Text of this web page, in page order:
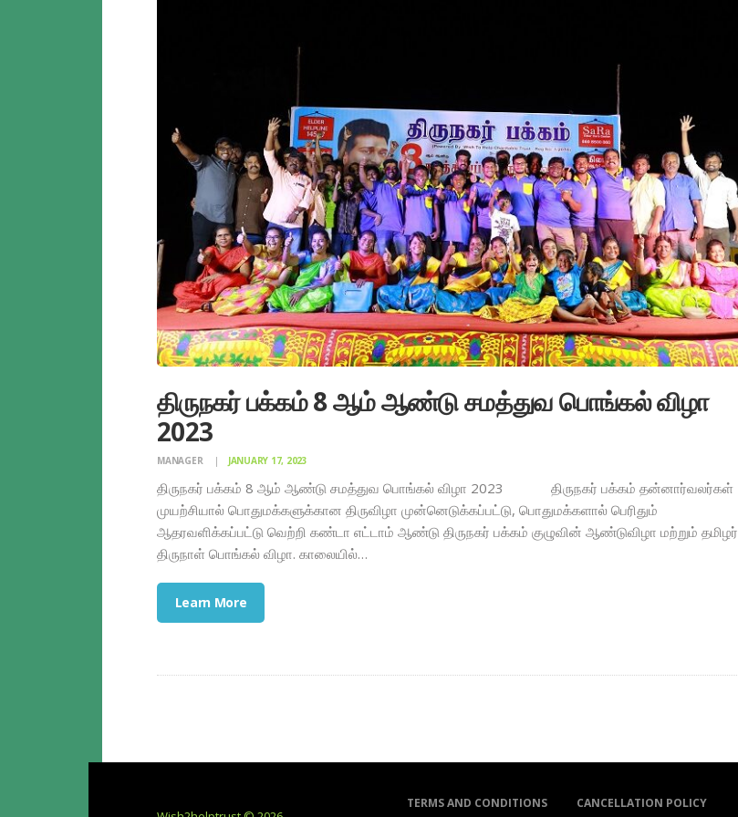
திருநகர் பக்கம் 8 ஆம் ஆண்டு சமத்துவ பொங்கல் விழா
2023
MANAGER JANUARY 17, 2023
திருநகர் பக்கம் 8 ஆம் ஆண்டு சமத்துவ பொங்கல் விழா 2023 திருநகர் பக்கம் தன்னார்வலர்கள்
முயற்சியால் பொதுமக்களுக்கான திருவிழா முன்னெடுக்கப்பட்டு, பொதுமக்களால் பெரிதும்
ஆதரவளிக்கப்பட்டு வெற்றி கண்டா எட்டாம் ஆண்டு திருநகர் பக்கம் குழுவின் ஆண்டுவிழா மற்றும் தமிழர்
திருநாள் பொங்கல் விழா. காலையில்…
Learn More
TERMS AND CONDITIONS CANCELLATION POLICY